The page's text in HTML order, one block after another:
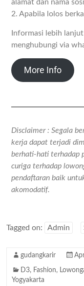
alamat dan nama
2. Apabila lolos
Informasi lebih
menghubungi via
More Info
Disclaimer : Segala
kerja dapat terjadi
berhati-hati terhadap
curiga terhadap
pendaftaran baik
akomodatif.
Tagged on: Admin
gudangkarir
D3, Fashion,
Yogyakarta